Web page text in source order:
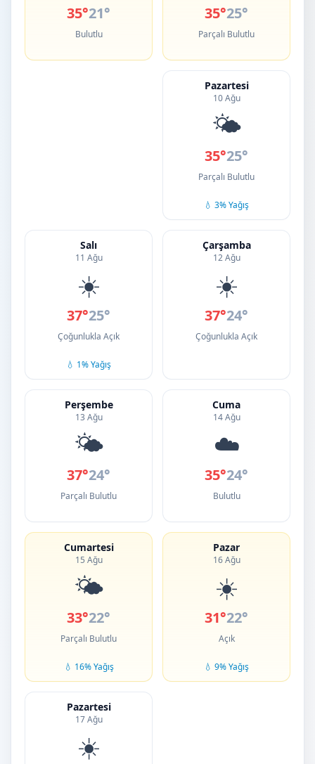
35°21°
Bulutlu
35°25°
Parçalı Bulutlu
Pazartesi
10 Ağu
🌤️
35°25°
Parçalı Bulutlu
💧 3% Yağış
Salı
11 Ağu
☀️
37°25°
Çoğunlukla Açık
💧 1% Yağış
Çarşamba
12 Ağu
☀️
37°24°
Çoğunlukla Açık
Perşembe
13 Ağu
🌤️
37°24°
Parçalı Bulutlu
Cuma
14 Ağu
☁️
35°24°
Bulutlu
Cumartesi
15 Ağu
🌤️
33°22°
Parçalı Bulutlu
💧 16% Yağış
Pazar
16 Ağu
☀️
31°22°
Açık
💧 9% Yağış
Pazartesi
17 Ağu
☀️